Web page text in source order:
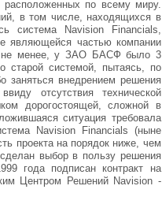
по всему миру.
в том числе, находящихся в
система Navision Financials,
являющейся частью компании
не менее, у ЗАО БАСФ было 3
старой системой, пытаясь, по
заняться внедрением решения
отсутствия технической
дорогостоящей, сложной в
ситуация требовала
Navision Financials (ныне
проекта на порядок ниже, чем
выбор в пользу решения
года подписан контракт на
Центром Решений Navision -